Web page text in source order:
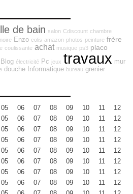
de bain salon Cdiscount chambre
Enzo colis amazon photos peinture frère
coulissante achat musique ps3 placo
Blog électricité Pc jeux travaux mur
douche Informatique bureau grenier
05 06 07 08 09 10 11
12
05 06 07 08 09 10 11
12
05 06 07 08 09 10 11
12
05 06 07 08 09 10 11
12
05 06 07 08 09 10 11
12
05 06 07 08 09 10 11
12
05 06 07 08 09 10 11
12
05 06 07 08 09 10 11
12